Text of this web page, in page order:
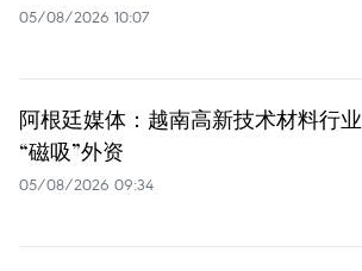
05/08/2026 10:07
阿根廷媒体：越南高新技术材料行业
“磁吸”外资
05/08/2026 09:34